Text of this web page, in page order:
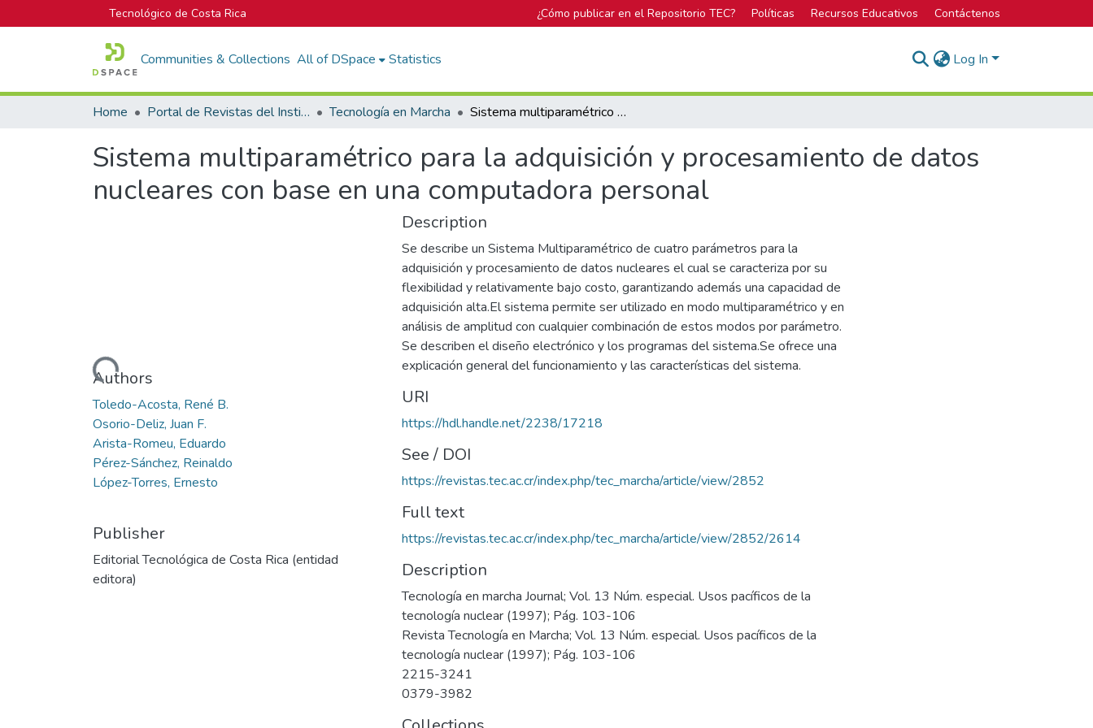
Tecnológico de Costa Rica ¿Cómo publicar en el Repositorio TEC? Políticas Recursos Educativos Contáctenos
Communities & Collections All of DSpace Statistics Log In
Home Portal de Revistas del Instituto Tecnológico de Costa Rica Tecnología en Marcha Sistema multiparamétrico para la adquisición y procesamiento de datos nucleares con base en una computadora personal
Sistema multiparamétrico para la adquisición y procesamiento de datos
nucleares con base en una computadora personal
Loading...
Authors
Toledo-Acosta, René B.
Osorio-Deliz, Juan F.
Arista-Romeu, Eduardo
Pérez-Sánchez, Reinaldo
López-Torres, Ernesto
Publisher
Editorial Tecnológica de Costa Rica (entidad
editora)
Description
Se describe un Sistema Multiparamétrico de cuatro parámetros para la
adquisición y procesamiento de datos nucleares el cual se caracteriza por su
flexibilidad y relativamente bajo costo, garantizando además una capacidad de
adquisición alta.El sistema permite ser utilizado en modo multiparamétrico y en
análisis de amplitud con cualquier combinación de estos modos por parámetro.
Se describen el diseño electrónico y los programas del sistema.Se ofrece una
explicación general del funcionamiento y las características del sistema.
URI
https://hdl.handle.net/2238/17218
See / DOI
https://revistas.tec.ac.cr/index.php/tec_marcha/article/view/2852
Full text
https://revistas.tec.ac.cr/index.php/tec_marcha/article/view/2852/2614
Description
Tecnología en marcha Journal; Vol. 13 Núm. especial. Usos pacíficos de la
tecnología nuclear (1997); Pág. 103-106
Revista Tecnología en Marcha; Vol. 13 Núm. especial. Usos pacíficos de la
tecnología nuclear (1997); Pág. 103-106
2215-3241
0379-3982